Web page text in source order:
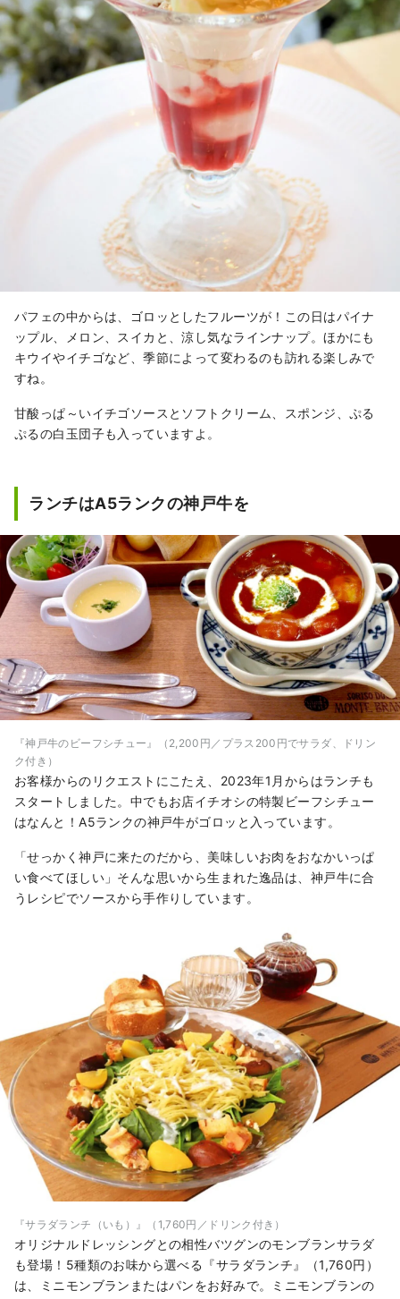
パフェの中からは、ゴロッとしたフルーツが！この日はパイナ
ップル、メロン、スイカと、涼し気なラインナップ。ほかにも
キウイやイチゴなど、季節によって変わるのも訪れる楽しみで
すね。
甘酸っぱ～いイチゴソースとソフトクリーム、スポンジ、ぷる
ぷるの白玉団子も入っていますよ。
ランチはA5ランクの神戸牛を
『神戸牛のビーフシチュー』（2,200円／プラス200円でサラダ、ドリン
ク付き）
お客様からのリクエストにこたえ、2023年1月からはランチも
スタートしました。中でもお店イチオシの特製ビーフシチュー
はなんと！A5ランクの神戸牛がゴロッと入っています。
「せっかく神戸に来たのだから、美味しいお肉をおなかいっぱ
い食べてほしい」そんな思いから生まれた逸品は、神戸牛に合
うレシピでソースから手作りしています。
『サラダランチ（いも）』（1,760円／ドリンク付き）
オリジナルドレッシングとの相性バツグンのモンブランサラダ
も登場！5種類のお味から選べる『サラダランチ』（1,760円）
は、ミニモンブランまたはパンをお好みで。ミニモンブランの